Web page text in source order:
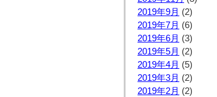
2019年9月 (2)
2019年7月 (6)
2019年6月 (3)
2019年5月 (2)
2019年4月 (5)
2019年3月 (2)
2019年2月 (2)